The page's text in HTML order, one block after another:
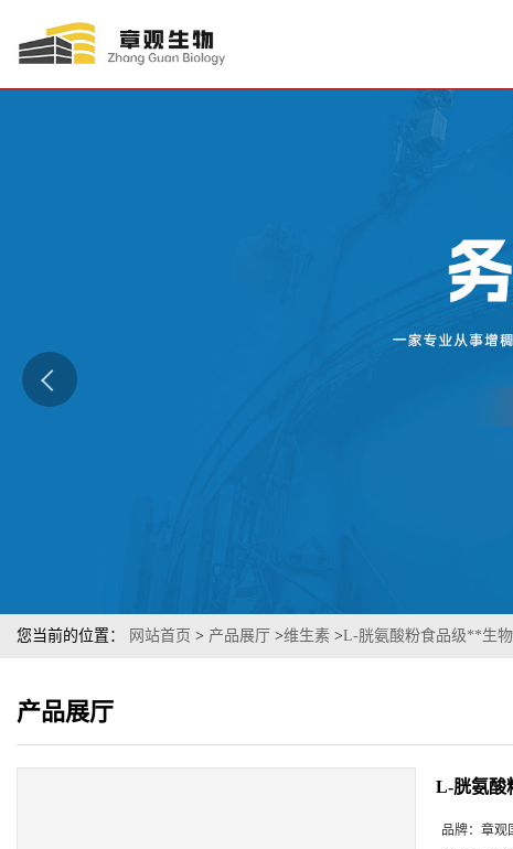
您当前的位置： 网站首页 > 产品展厅 >维生素 >L-胱氨酸粉食品级**生
产品展厅
L-胱氨酸
品牌： 章观